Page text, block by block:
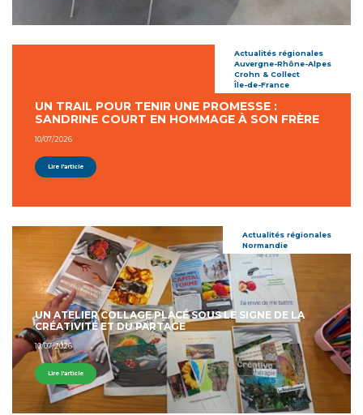
Actualités régionales
Auvergne-Rhône-Alpes
Crohn & Collect
Île-de-France
UN TRAIL POUR TENIR UNE PROMESSE :
SANDRINE COURT EN HOMMAGE À SON FRÈRE
10/07/2026
Lire l'article
Actualités régionales
Normandie
UN ATELIER COLLAGE PLACÉ SOUS LE SIGNE DE LA
CRÉATIVITÉ ET DU PARTAGE
10/07/2026
Lire l'article